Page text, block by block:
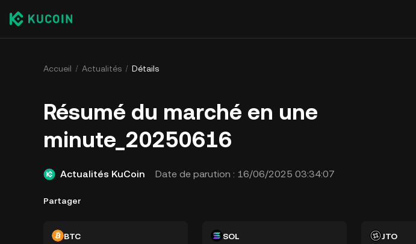
Accueil Actualités Détails
Résumé du marché en une
minute_20250616
Actualités KuCoin Date de parution : 16/06/2025 03:34:07
Partager
BTC SOL JTO